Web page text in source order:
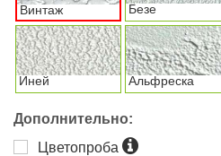
Винтаж Безе
Иней Альфреска
Дополнительно:
Цветопроба